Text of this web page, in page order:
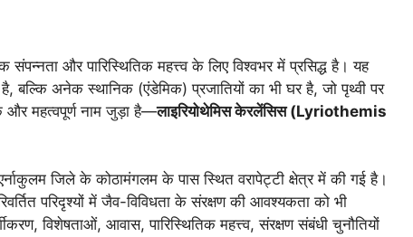
संपन्नता और पारिस्थितिक महत्त्व के लिए विश्वभर में प्रसिद्ध है। यह
अनेक स्थानिक (एंडेमिक) प्रजातियों का भी घर है, जो पृथ्वी पर
और महत्वपूर्ण नाम जुड़ा है—लाइरियोथेमिस केरलेंसिस (Lyriothemis
जिले के कोठामंगलम के पास स्थित वरापेट्टी क्षेत्र में की गई है।
परिदृश्यों में जैव-विविधता के संरक्षण की आवश्यकता को भी
विशेषताओं, आवास, पारिस्थितिक महत्त्व, संरक्षण संबंधी चुनौतियों